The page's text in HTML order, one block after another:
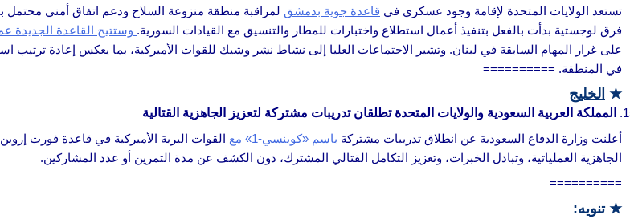
تستعد الولايات المتحدة لإقامة وجود عسكري في قاعدة جوية بدمشق لمراقبة منطقة منزوعة السلاح ودعم اتفاق أمني
فرق لوجستية بدأت بالفعل بتنفيذ أعمال استطلاع واختبارات للمطار والتنسيق مع القيادات السورية. وستتيح القاعدة الجديدة
على غرار المهام السابقة في لبنان. وتشير الاجتماعات العليا إلى نشاط نشر وشيك للقوات الأميركية، بما يعكس إعادة ترتيب
في المنطقة. ==========
★ الخليج
المملكة العربية السعودية والولايات المتحدة تطلقان تدريبات مشتركة لتعزيز الجاهزية القتالية
أعلنت وزارة الدفاع السعودية عن انطلاق تدريبات مشتركة باسم «كوينسي-1» مع
القوات البرية الأميركية في قاعدة فورت
الجاهزية العملياتية، وتبادل الخبرات، وتعزيز التكامل القتالي المشترك، دون الكشف عن مدة التمرين أو عدد المشاركين.
==========
★ تنويه: